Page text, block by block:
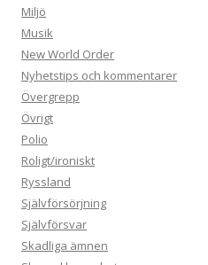
Miljö
Musik
New World Order
Nyhetstips och kommentarer
Övergrepp
Övrigt
Polio
Roligt/ironiskt
Ryssland
Självförsörjning
Självförsvar
Skadliga ämnen